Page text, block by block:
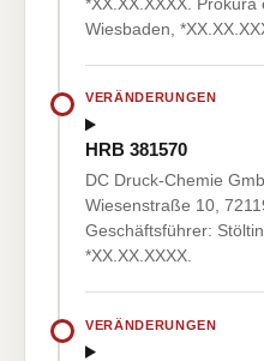
Wiesbaden,
VERÄNDERUNGEN
HRB 381570
DC Druck-Chemie
Wiesenstraße 10,
Geschäftsführer:
*XX.XX.XXXX.
VERÄNDERUNGEN